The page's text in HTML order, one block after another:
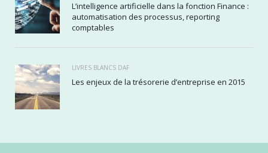
L’intelligence artificielle dans la fonction Finance :
automatisation des processus, reporting
comptables
LIVRES BLANCS DAF
Les enjeux de la trésorerie d’entreprise en 2015